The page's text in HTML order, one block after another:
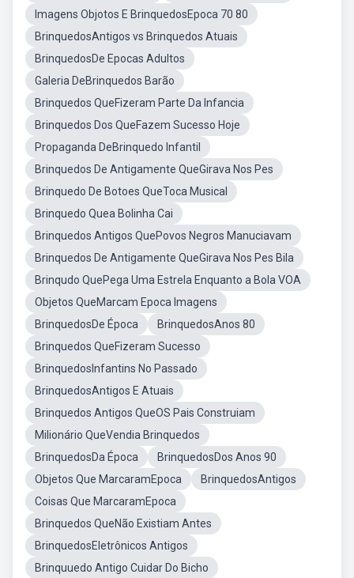
Imagens Objotos E BrinquedosEpoca 70 80
BrinquedosAntigos vs Brinquedos Atuais
BrinquedosDe Epocas Adultos
Galeria DeBrinquedos Barão
Brinquedos QueFizeram Parte Da Infancia
Brinquedos Dos QueFazem Sucesso Hoje
Propaganda DeBrinquedo Infantil
Brinquedos De Antigamente QueGirava Nos Pes
Brinquedo De Botoes QueToca Musical
Brinquedo Quea Bolinha Cai
Brinquedos Antigos QuePovos Negros Manuciavam
Brinquedos De Antigamente QueGirava Nos Pes Bila
Brinqudo QuePega Uma Estrela Enquanto a Bola VOA
Objetos QueMarcam Epoca Imagens
BrinquedosDe Época
BrinquedosAnos 80
Brinquedos QueFizeram Sucesso
BrinquedosInfantins No Passado
BrinquedosAntigos E Atuais
Brinquedos Antigos QueOS Pais Construiam
Milionário QueVendia Brinquedos
BrinquedosDa Época
BrinquedosDos Anos 90
Objetos Que MarcaramEpoca
BrinquedosAntigos
Coisas Que MarcaramEpoca
Brinquedos QueNão Existiam Antes
BrinquedosEletrônicos Antigos
Brinquuedo Antigo Cuidar Do Bicho